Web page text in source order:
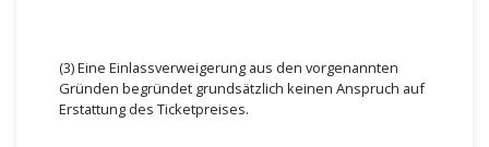
(3) Eine Einlassverweigerung aus den vorgenannten
Gründen begründet grundsätzlich keinen Anspruch auf
Erstattung des Ticketpreises.